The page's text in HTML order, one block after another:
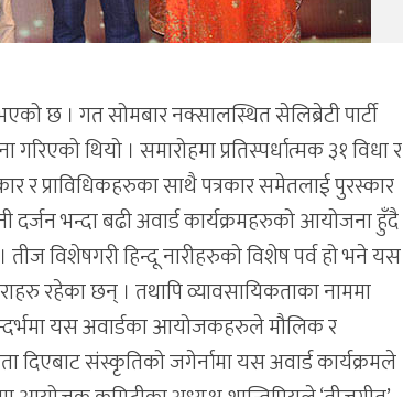
छ । गत सोमबार नक्सालस्थित सेलिब्रेटी पार्टी
थियो । समारोहमा प्रतिस्पर्धात्मक ३१ विधा र
र प्राविधिकहरुका साथै पत्रकार समेतलाई पुरस्कार
दर्जन भन्दा बढी अवार्ड कार्यक्रमहरुको आयोजना हुँदै
विशेषगरी हिन्दू नारीहरुको विशेष पर्व हो भने यस
रहेका छन् । तथापि व्यावसायिकताका नाममा
यस अवार्डका आयोजकहरुले मौलिक र
दिएबाट संस्कृतिको जगेर्नामा यस अवार्ड कार्यक्रमले